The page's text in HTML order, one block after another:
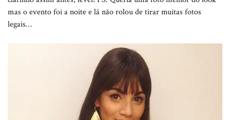
mas o evento foi a noite e lá não rolou de tirar muitas fotos
legais…